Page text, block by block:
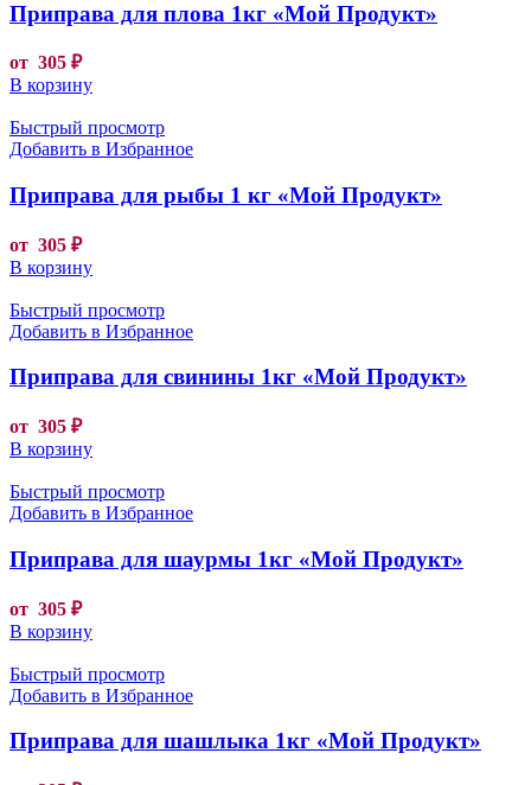
Приправа для плова 1кг «Мой Продукт»
от 305 ₽
В корзину
Быстрый просмотр
Добавить в Избранное
Приправа для рыбы 1 кг «Мой Продукт»
от 305 ₽
В корзину
Быстрый просмотр
Добавить в Избранное
Приправа для свинины 1кг «Мой Продукт»
от 305 ₽
В корзину
Быстрый просмотр
Добавить в Избранное
Приправа для шаурмы 1кг «Мой Продукт»
от 305 ₽
В корзину
Быстрый просмотр
Добавить в Избранное
Приправа для шашлыка 1кг «Мой Продукт»